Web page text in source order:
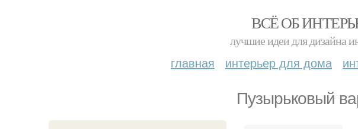
ВСЁ ОБ
лучшие идеи для дизайна
главная интерьер для дома
Пузырьковый